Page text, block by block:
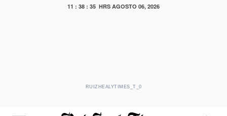
11 : 38 : 35 HRS AGOSTO 06, 2026
RUIZHEALYTIMES_T_0